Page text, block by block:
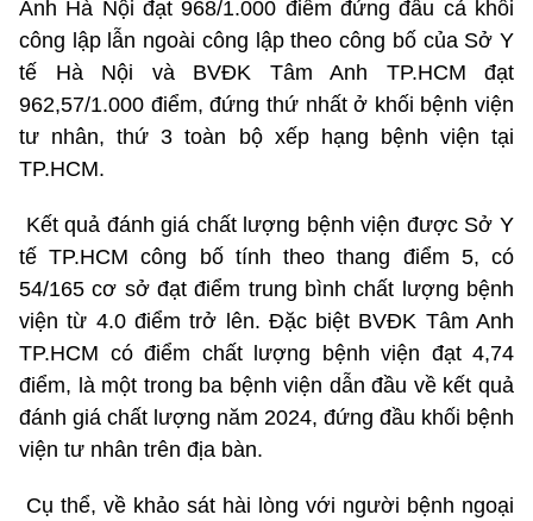
Anh Hà Nội đạt 968/1.000 điểm đứng đầu cả khối
công lập lẫn ngoài công lập theo công bố của Sở Y
tế Hà Nội và BVĐK Tâm Anh TP.HCM đạt
962,57/1.000 điểm, đứng thứ nhất ở khối bệnh viện
tư nhân, thứ 3 toàn bộ xếp hạng bệnh viện tại
TP.HCM.
Kết quả đánh giá chất lượng bệnh viện được Sở Y
tế TP.HCM công bố tính theo thang điểm 5, có
54/165 cơ sở đạt điểm trung bình chất lượng bệnh
viện từ 4.0 điểm trở lên. Đặc biệt BVĐK Tâm Anh
TP.HCM có điểm chất lượng bệnh viện đạt 4,74
điểm, là một trong ba bệnh viện dẫn đầu về kết quả
đánh giá chất lượng năm 2024, đứng đầu khối bệnh
viện tư nhân trên địa bàn.
Cụ thể, về khảo sát hài lòng với người bệnh ngoại